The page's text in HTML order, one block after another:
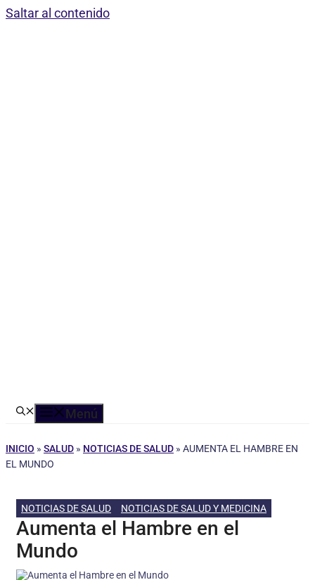
Saltar al contenido
Menú
INICIO » SALUD » NOTICIAS DE SALUD » AUMENTA EL HAMBRE EN
EL MUNDO
NOTICIAS DE SALUD NOTICIAS DE SALUD Y MEDICINA
Aumenta el Hambre en el
Mundo